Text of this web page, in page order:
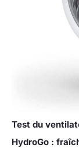
Test du
HydroGo :